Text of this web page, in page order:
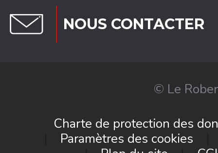
NOUS CONTACTER
© Le
Charte de protection des
Paramètres des cookies